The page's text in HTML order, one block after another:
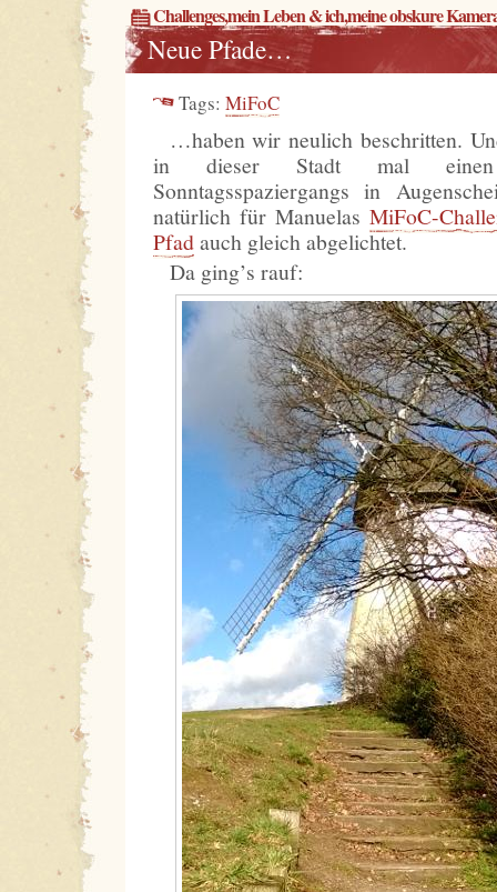
Challenges,mein Leben & ich,meine obskure
Neue Pfade…
Tags: MiFoC
…haben wir neulich beschritten.
in dieser Stadt mal
Sonntagsspaziergangs in
natürlich für Manuelas MiFoC-
Pfadauch gleich abgelichtet.
Da ging’s rauf: